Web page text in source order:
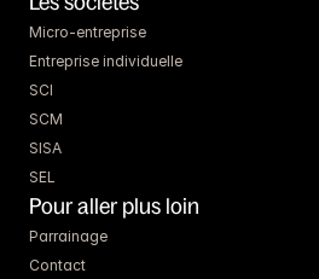
Micro-entreprise
Entreprise individuelle
SCI
SCM
SISA
SEL
Pour aller plus loin
Parrainage
Contact